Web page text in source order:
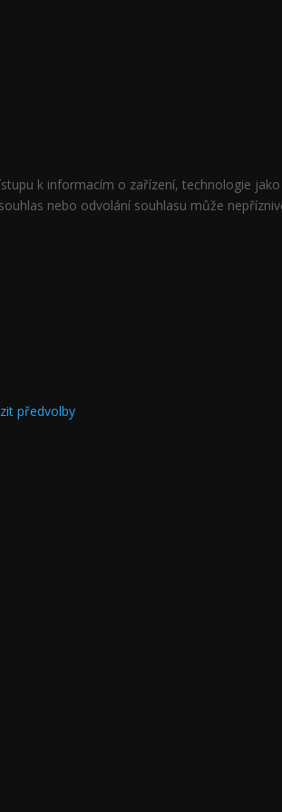
k informacím o zařízení, technologie
nebo odvolání souhlasu může
předvolby